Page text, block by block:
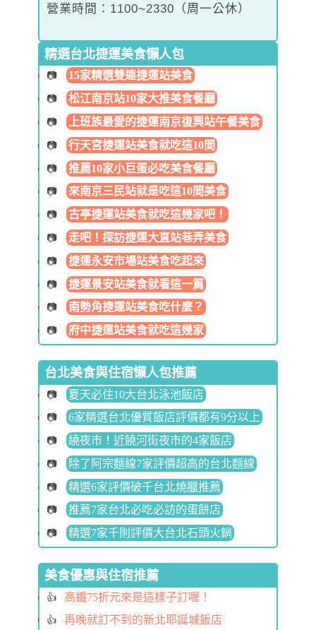
營業時間：1100~2330（周一公休）
精選台北捷運美食懶人包
15家精選雙連捷運站美食
松江南京站10家大推美食餐廳
上班族最愛的捷運南京復興站午餐美食
行天宮捷運站美食就吃這10間
推薦10家小巨蛋必吃美食餐廳
來南京三民站就是吃這10間美食
古亭捷運站美食就吃這幾家吧！
走吧！探訪捷運大直站巷弄美食
捷運永安市場站美食吃起來
捷運景安站美食就看這一篇
南勢角捷運站美食吃什麼？
府中捷運站美食就吃這幾家
台北美食與住宿懶人包推薦
夏天必住10大台北泳池飯店
6家精選台北優質飯店評價都有9分以上
繞夜市！近饒河街夜市的4家飯店
除了阿宗麵線7家評價超高的台北麵線
精選6家評價破千台北燒臘推薦
推薦7家台北必吃必訪的蛋餅店
精選7家千則評價大台北石頭火鍋
美食優惠與住宿推薦
高鐵75折元來是這樣子訂喔！
再晚就訂不到的新北耶誕城飯店